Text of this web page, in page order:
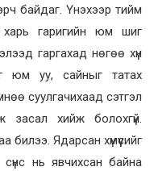
байдаг. Үнэхээр тийм
гаригийн юм шиг
гаргахад нөгөө хүн
юм уу, сайныг татах
суулгачихаад сэтгэл
засал хийж болохгүй.
Ядарсан хүмүүсийг
нь явчихсан байна